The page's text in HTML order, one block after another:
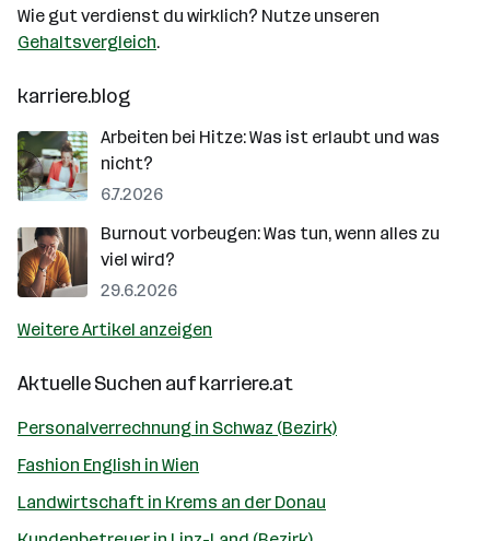
Wie gut verdienst du wirklich? Nutze unseren
Gehaltsvergleich.
karriere.blog
Arbeiten bei Hitze: Was ist erlaubt und was
nicht?
6.7.2026
Burnout vorbeugen: Was tun, wenn alles zu
viel wird?
29.6.2026
Weitere Artikel anzeigen
Aktuelle Suchen aufkarriere.at
Personalverrechnung in Schwaz (Bezirk)
Fashion English in Wien
Landwirtschaft in Krems an der Donau